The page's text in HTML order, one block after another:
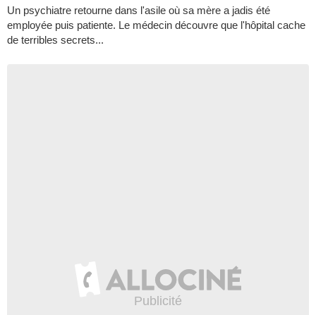
Un psychiatre retourne dans l'asile où sa mère a jadis été
employée puis patiente. Le médecin découvre que l'hôpital cache
de terribles secrets...